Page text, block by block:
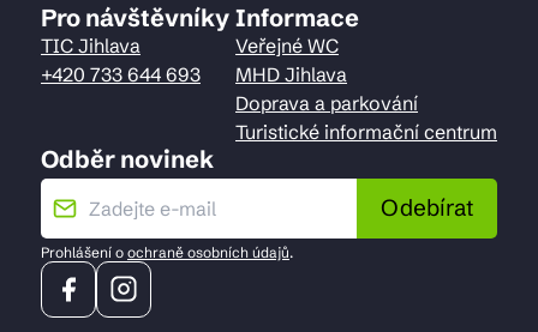
Pro návštěvníky
TIC Jihlava
+420 733 644 693
Informace
Veřejné WC
MHD Jihlava
Doprava a parkování
Turistické informační centrum
Odběr novinek
Odebírat
Prohlášení o ochraně osobních údajů.